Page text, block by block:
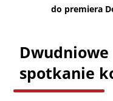
do premiera
Dwudniowe
spotkanie